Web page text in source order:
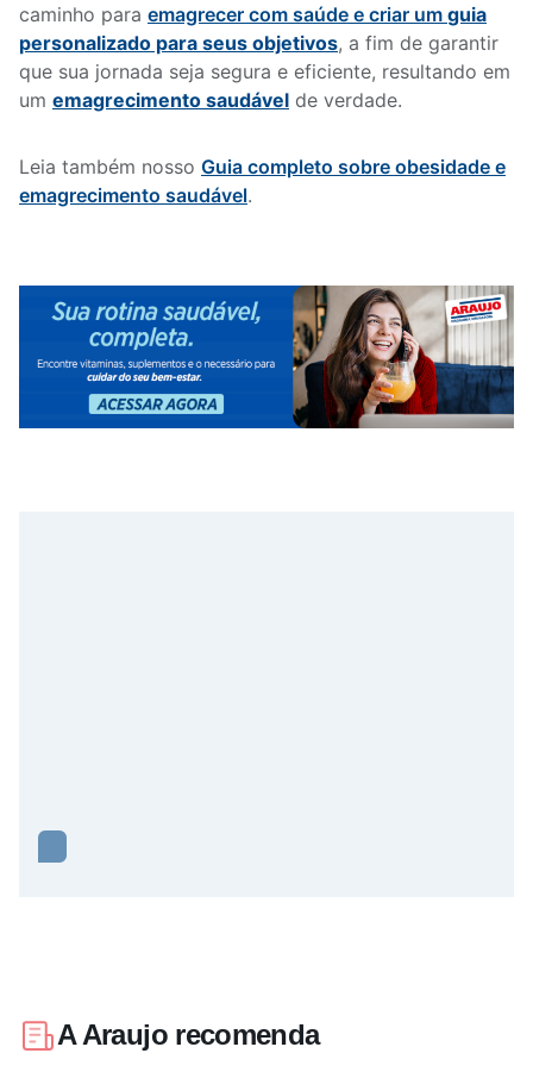
caminho para emagrecer com saúde e criar um guia
personalizado para seus objetivos, a fim de garantir
que sua jornada seja segura e eficiente, resultando em
um emagrecimento saudável de verdade.
Leia também nosso Guia completo sobre obesidade e
emagrecimento saudável.
A Araujo recomenda